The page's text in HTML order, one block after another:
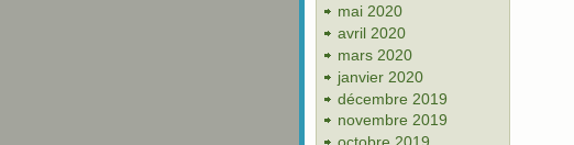
mai 2020
avril 2020
mars 2020
janvier 2020
décembre 2019
novembre 2019